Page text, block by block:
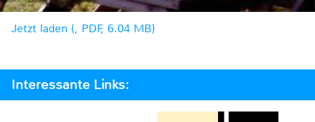
Jetzt laden (, PDF, 6.04 MB)
Interessante Links: